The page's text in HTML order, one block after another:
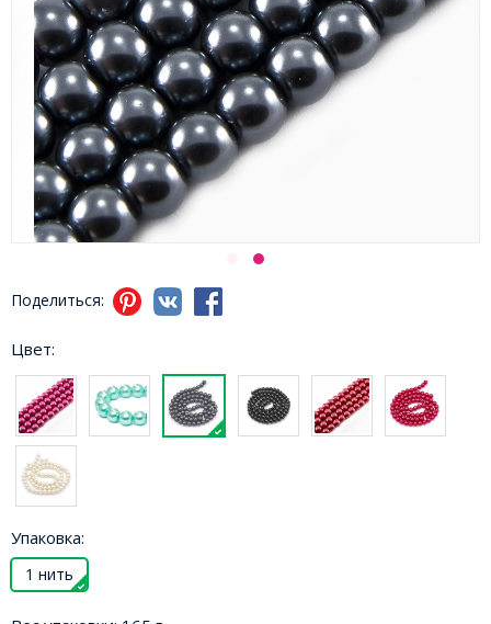
Поделиться:
Цвет:
Упаковка:
1 нить